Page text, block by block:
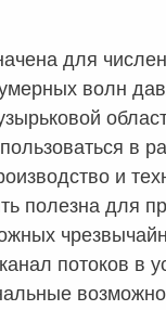
для
волн
в
и
полезна для
потоков в